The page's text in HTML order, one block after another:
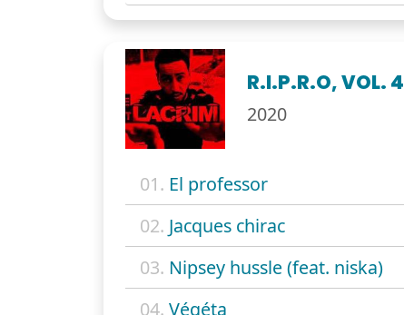
R.I.P.R.O, VOL. 4
2020
01. El professor
02. Jacques chirac
03. Nipsey hussle (feat. niska)
04. Végéta